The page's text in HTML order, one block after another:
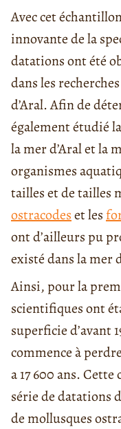
Aveccet
innovante de la
datations ont été
dans les
d’Aral. Afin de
également étudié
la mer d’Aral et la
organismes
tailles et de tailles
ostracodeset les
ont d’ailleurs pu
existé dans la mer
Ainsi, pour la
scientifiques ont
superficie d’avant
commence à
a17 600ans.Cette
série de datations
de mollusques